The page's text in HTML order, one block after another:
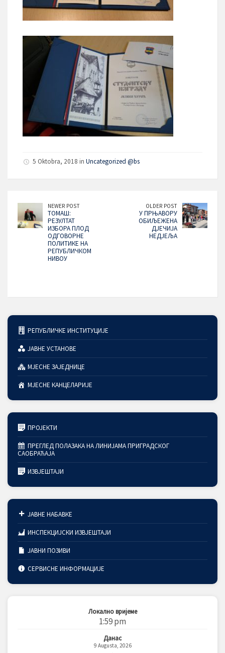
5 Oktobra, 2018 in Uncategorized @bs
NEWER POST
ТОМАШ:
РЕЗУЛТАТ
ИЗБОРА ПЛОД
ОДГОВОРНЕ
ПОЛИТИКЕ НА
РЕПУБЛИЧКОМ
НИВОУ
OLDER POST
У ПРЊАВОРУ
ОБИЉЕЖЕНА
ДЈЕЧИЈА
НЕДЈЕЉА
РЕПУБЛИЧКЕ ИНСТИТУЦИЈЕ
ЈАВНЕ УСТАНОВЕ
МЈЕСНЕ ЗАЈЕДНИЦЕ
МЈЕСНЕ КАНЦЕЛАРИЈЕ
ПРОЈЕКТИ
ПРЕГЛЕД ПОЛАЗАКА НА ЛИНИЈАМА ПРИГРАДСКОГ
САОБРАЋАЈА
ИЗВЈЕШТАЈИ
ЈАВНЕ НАБАВКЕ
ИНСПЕКЦИЈСКИ ИЗВЈЕШТАЈИ
ЈАВНИ ПОЗИВИ
СЕРВИСНЕ ИНФОРМАЦИЈЕ
Локално вријеме
1:59 pm
Данас
9 Augusta, 2026